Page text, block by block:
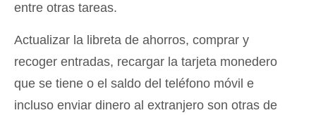
entre otras tareas.
Actualizar la libreta de ahorros, comprar y
recoger entradas, recargar la tarjeta monedero
que se tiene o el saldo del teléfono móvil e
incluso enviar dinero al extranjero son otras de